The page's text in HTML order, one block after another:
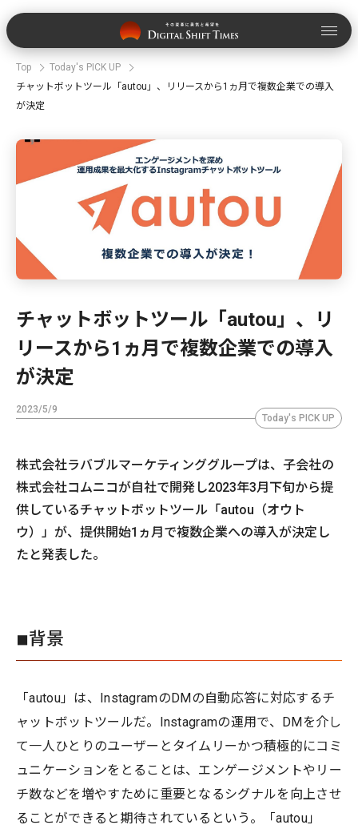
Top
Today's PICK UP
チャットボットツール「autou」、リリースから1ヵ月で複数企業での導入
が決定
チャットボットツール「autou」、リ
リースから1ヵ月で複数企業での導入
が決定
2023/5/9
Today's PICK UP
株式会社ラバブルマーケティンググループは、子会社の
株式会社コムニコが自社で開発し2023年3月下旬から提
供しているチャットボットツール「autou（オウト
ウ）」が、提供開始1ヵ月で複数企業への導入が決定し
たと発表した。
◾︎背景
「autou」は、InstagramのDMの自動応答に対応するチ
ャットボットツールだ。Instagramの運用で、DMを介し
て一人ひとりのユーザーとタイムリーかつ積極的にコミ
ュニケーションをとることは、エンゲージメントやリー
チ数などを増やすために重要となるシグナルを向上させ
ることができると期待されているという。「autou」